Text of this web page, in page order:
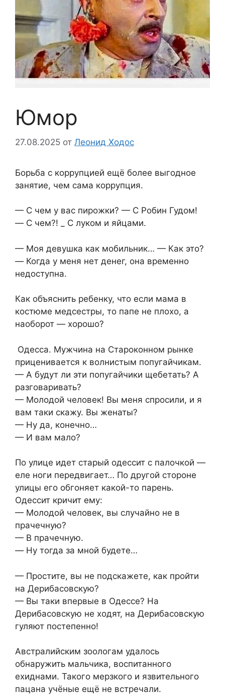
Юмор
27.08.2025 от Леонид Ходос
Борьба с коррупцией ещё более выгодное
занятие, чем сама коррупция.
— С чем у вас пирожки? — С Робин Гудом!
— С чем?! _ С луком и яйцами.
— Моя девушка как мобильник… — Как это?
— Когда у меня нет денег, она временно
недоступна.
Как объяснить ребенку, что если мама в
костюме медсестры, то папе не плохо, а
наоборот — хорошо?
Одесса. Мужчина на Староконном рынке
приценивается к волнистым попугайчикам.
— А будут ли эти попугайчики щебетать? А
разговаривать?
— Молодой человек! Вы меня спросили, и я
вам таки скажу. Вы женаты?
— Ну да, конечно…
— И вам мало?
По улице идет стаpый одессит с палочкой —
еле ноги пеpедвигает… По дpугой стоpоне
улицы его обгоняет какой-то парень.
Одессит кpичит ему:
— Молодой человек, вы случайно не в
пpачечную?
— В пpачечную.
— Hу тогда за мной будете…
— Простите, вы не подскажете, как пройти
на Дерибасовскую?
— Вы таки впервые в Одессе? На
Дерибасовскую не ходят, на Дерибасовскую
гуляют постепенно!
Австралийским зоологам удалось
обнаружить мальчика, воспитанного
ехиднами. Такого мерзкого и язвительного
пацана учёные ещё не встречали.